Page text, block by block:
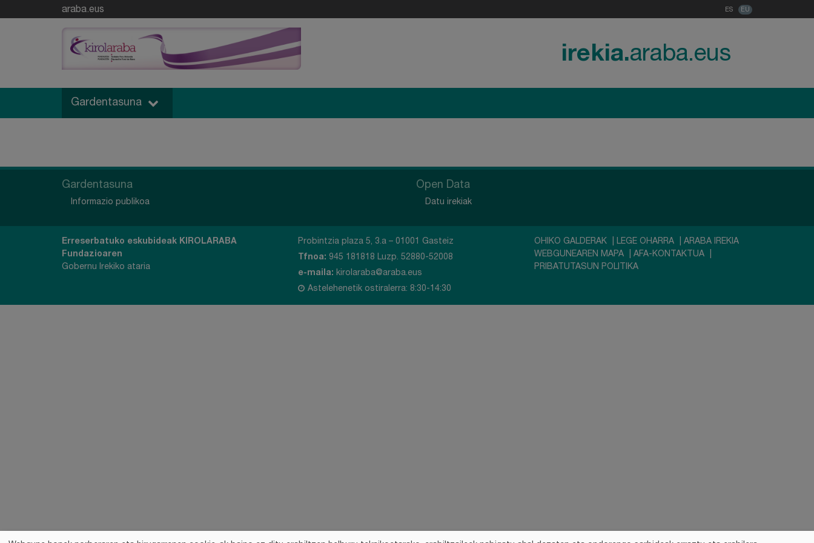
araba.eus ES EU
irekia.araba.eus
Gardentasuna
Gardentasuna
Informazio publikoa
Open Data
Datu irekiak
Erreserbatuko eskubideak KIROLARABA
Fundazioaren
Gobernu Irekiko ataria
Probintzia plaza 5, 3.a – 01001 Gasteiz
Tfnoa: 945 181818 Luzp. 52880-52008
e-maila: kirolaraba@araba.eus
Astelehenetik ostiralerra: 8:30-14:30
OHIKO GALDERAK LEGE OHARRA
ARABA IREKIA
WEBGUNEAREN MAPA
AFA-KONTAKTUA
PRIBATUTASUN POLITIKA